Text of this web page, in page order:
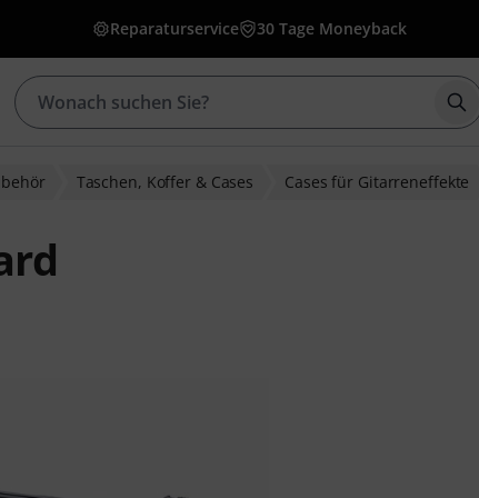
Reparaturservice 30 Tage Moneyback
Taschen, Koffer & Cases Cases für Gitarreneffekte